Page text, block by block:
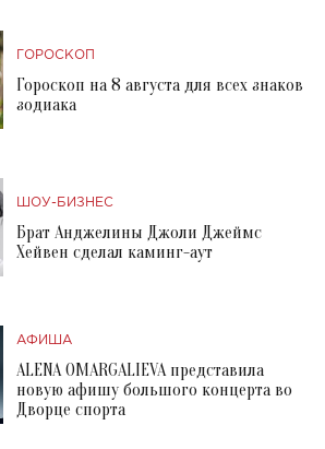
ГОРОСКОП
Гороскоп на 8 августа для всех знаков
зодиака
ШОУ-БИЗНЕС
Брат Анджелины Джоли Джеймс
Хейвен сделал каминг-аут
АФИША
ALENA OMARGALIEVA представила
новую афишу большого концерта во
Дворце спорта